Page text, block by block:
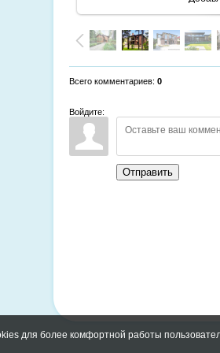
Всего комментариев: 0
Войдите:
Отправить
для более комфортной работы